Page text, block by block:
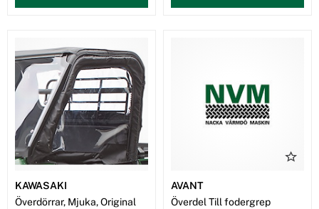
KAWASAKI
Överdörrar, Mjuka, Original
AVANT
Överdel Till fodergrep